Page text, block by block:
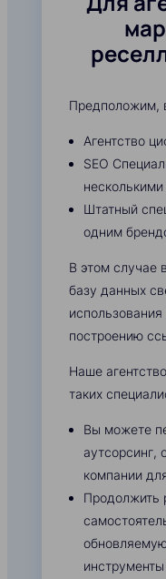
Предположим,
Агентство
SEO
Штатный
одним
В этом случае
базу данных
построению
Наше
таких
Вы можете
аутсорсинг,
компании
Продолжить